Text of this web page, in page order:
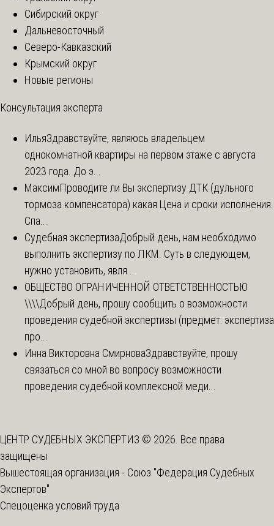
Сибирский округ
Дальневосточный
Северо-Кавказский
Крымский округ
Новые регионы
Консультация эксперта
ИльяЗдравствуйте, являюсь владельцем
однокомнатной квартиры на первом этаже с августа
2023 года. До э...
МаксимПроводите ли Вы экспертизу ДТК (дульного
тормоза компенсатора) какая Цена и сроки исполнения.
Спа...
Судебная экспертизаДобрый день, нам необходимо
выполнить экспертизу по ЛКМ. Суть в следующем,
нужно установить, явля...
ОБЩЕСТВО ОГРАНИЧЕННОЙ ОТВЕТСТВЕННОСТЬЮ
\\\\Добрый день, прошу сообщить о возможности
проведения судебной экспертизы (предмет: экспертиза
про...
Инна Викторовна СмирноваЗдравствуйте, прошу
связаться со мной во вопросу возможности
проведения судебной комплексной меди...
ЦЕНТР СУДЕБНЫХ ЭКСПЕРТИЗ © 2026. Все права
защищены
Вышестоящая организация - Союз "Федерация Судебных
Экспертов"
Спецоценка условий труда